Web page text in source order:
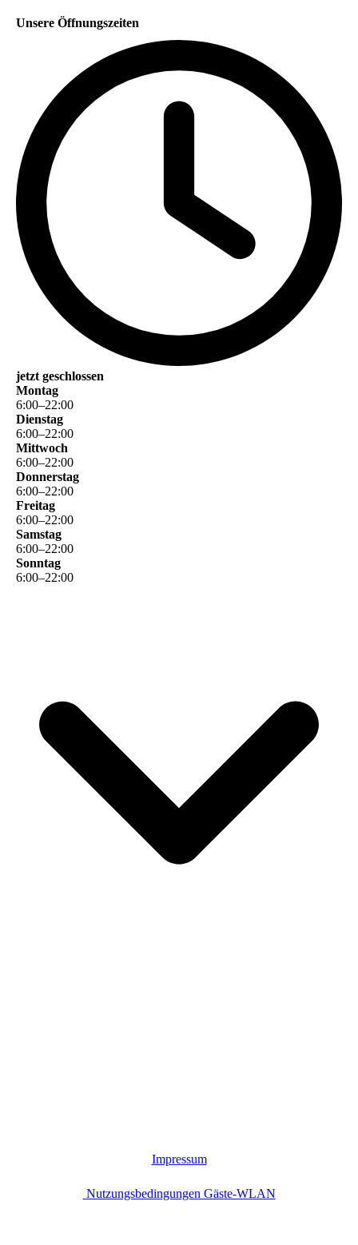
Unsere Öffnungszeiten
jetzt geschlossen
Montag
6:00–22:00
Dienstag
6:00–22:00
Mittwoch
6:00–22:00
Donnerstag
6:00–22:00
Freitag
6:00–22:00
Samstag
6:00–22:00
Sonntag
6:00–22:00
Impressum
Nutzungsbedingungen Gäste-WLAN